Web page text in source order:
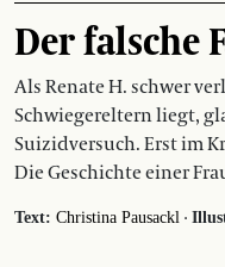
Der falsche
Als Renate H. schwer
Schwiegereltern liegt,
Suizidversuch. Erst im
Die Geschichte einer
Text: Christina Pausackl ·